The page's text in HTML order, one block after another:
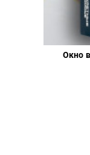
Окно